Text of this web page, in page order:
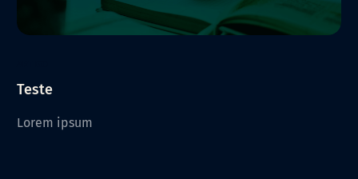
Teste
Lorem ipsum